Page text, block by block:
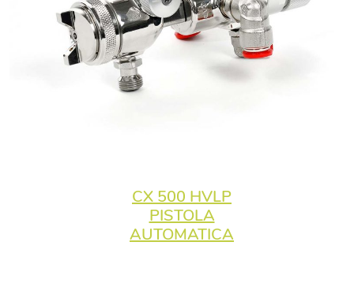
CX 500 HVLP
PISTOLA
AUTOMATICA